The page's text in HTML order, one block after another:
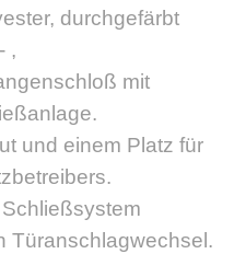
durchgefärbt
,
mit
und einem Platz für
Türanschlagwechsel.